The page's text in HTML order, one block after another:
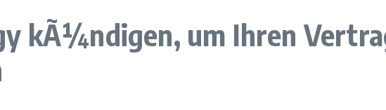
kÃ¼ndigen, um Ihren